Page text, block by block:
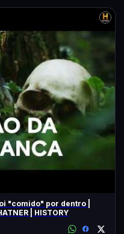
"comido" por dentro |
| HISTORY